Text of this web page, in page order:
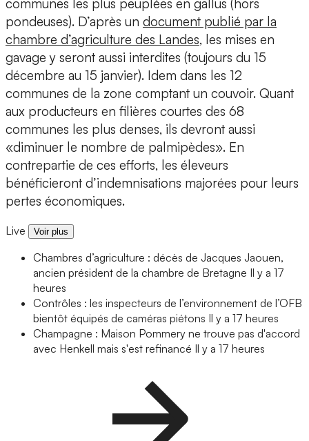
communes les plus peuplées en gallus (hors
pondeuses). D’après un document publié par la
chambre d’agriculture des Landes, les mises en
gavage y seront aussi interdites (toujours du 15
décembre au 15 janvier). Idem dans les 12
communes de la zone comptant un couvoir. Quant
aux producteurs en filières courtes des 68
communes les plus denses, ils devront aussi
«diminuer le nombre de palmipèdes». En
contrepartie de ces efforts, les éleveurs
bénéficieront d’indemnisations majorées pour leurs
pertes économiques.
Live Voir plus
Chambres d’agriculture : décès de Jacques Jaouen,
ancien président de la chambre de Bretagne Il y a 17
heures
Contrôles : les inspecteurs de l’environnement de l’OFB
bientôt équipés de caméras piétons Il y a 17 heures
Champagne : Maison Pommery ne trouve pas d'accord
avec Henkell mais s'est refinancé Il y a 17 heures